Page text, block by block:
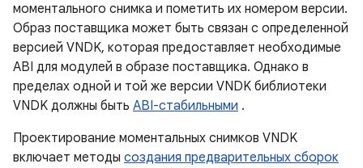
моментального снимка и пометить их номером версии.
Образ поставщика может быть связан с определенной
версией VNDK, которая предоставляет необходимые
ABI для модулей в образе поставщика. Однако в
пределах одной и той же версии VNDK библиотеки
VNDK должны быть ABI-стабильными .
Проектирование моментальных снимков VNDK
включает методы создания предварительных сборок